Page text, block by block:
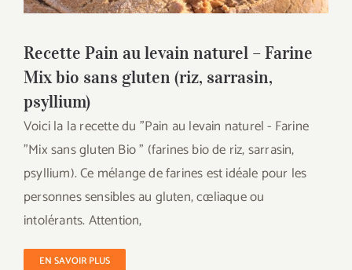
Recette Pain au levain naturel – Farine
Mix bio sans gluten (riz, sarrasin,
psyllium)
Voici la la recette du "Pain au levain naturel - Farine
"Mix sans gluten Bio " (farines bio de riz, sarrasin,
psyllium). Ce mélange de farines est idéale pour les
personnes sensibles au gluten, cœliaque ou
intolérants. Attention,
EN SAVOIR PLUS